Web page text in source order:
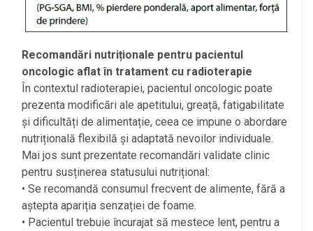
Recomandări nutriționale pentru pacientul
oncologic aflat în tratament cu radioterapie
În contextul radioterapiei, pacientul oncologic poate
prezenta modificări ale apetitului, greață, fatigabilitate
și dificultăți de alimentație, ceea ce impune o abordare
nutrițională flexibilă și adaptată nevoilor individuale.
Mai jos sunt prezentate recomandări validate clinic
pentru susținerea statusului nutrițional:
• Se recomandă consumul frecvent de alimente, fără a
aștepta apariția senzației de foame.
• Pacientul trebuie încurajat să mestece lent, pentru a